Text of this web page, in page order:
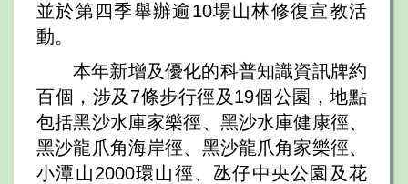
並於第四季舉辦逾10場山林修復宣教活
動。
本年新增及優化的科普知識資訊牌約
百個，涉及7條步行徑及19個公園，地點
包括黑沙水庫家樂徑、黑沙水庫健康徑、
黑沙龍爪角海岸徑、黑沙龍爪角家樂徑、
小潭山2000環山徑、氹仔中央公園及花